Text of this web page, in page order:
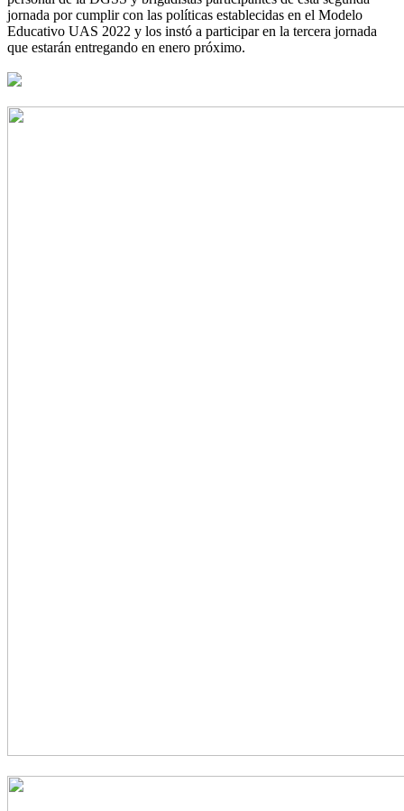
jornada por cumplir con las políticas establecidas en el Modelo
Educativo UAS 2022 y los instó a participar en la tercera jornada
que estarán entregando en enero próximo.